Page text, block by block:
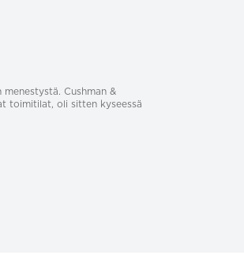
Cushman &
toimitilat, oli sitten kyseessä